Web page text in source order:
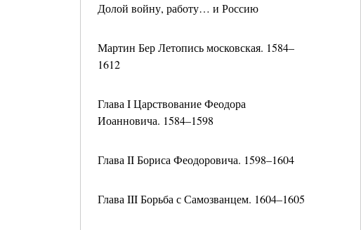
Долой войну, работу… и Россию
Мартин Бер Летопись московская. 1584–
1612
Глава I Царствование Феодора
Иоанновича. 1584–1598
Глава II Бориса Феодоровича. 1598–1604
Глава III Борьба с Самозванцем. 1604–1605